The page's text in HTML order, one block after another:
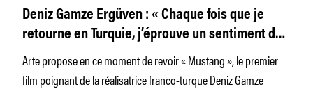
Deniz Gamze Ergüven : « Chaque fois que je
retourne en Turquie, j’éprouve un sentiment de
corsetage très palpable »
Arte propose en ce moment de revoir « Mustang », le premier
film poignant de la réalisatrice franco-turque Deniz Gamze